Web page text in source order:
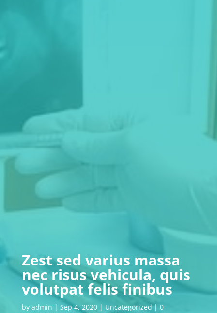
Zest sed varius massa
nec risus vehicula, quis
volutpat felis finibus
by admin | Sep 4, 2020| Uncategorized| 0